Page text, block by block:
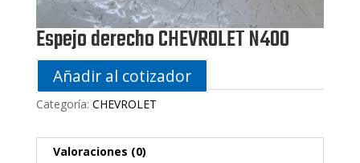
Espejo derecho CHEVROLET N400
Añadir al cotizador
Categoría: CHEVROLET
Valoraciones (0)